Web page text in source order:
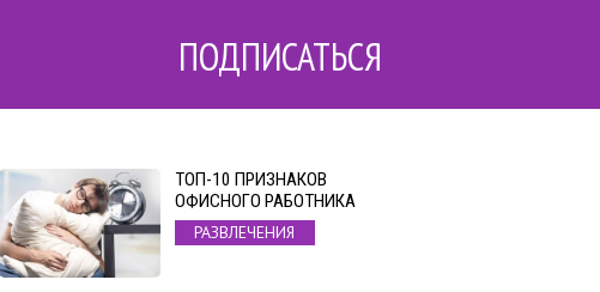
ПОДПИСАТЬСЯ
ТОП-10 ПРИЗНАКОВ
ОФИСНОГО РАБОТНИКА
РАЗВЛЕЧЕНИЯ